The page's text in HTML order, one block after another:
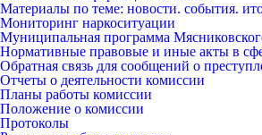
Материалы по теме: новости. события.
Мониторинг наркоситуации
Муниципальная программа
Нормативные правовые и иные акты в
Обратная связь для сообщений о
Отчеты о деятельности комиссии
Планы работы комиссии
Положение о комиссии
Протоколы